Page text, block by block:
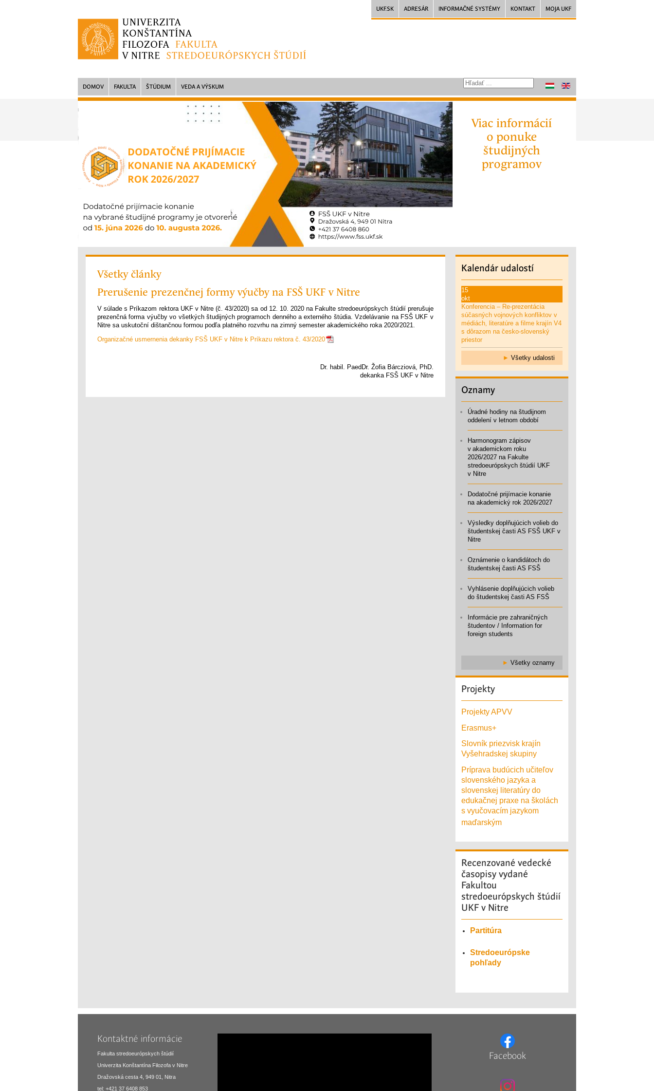
UKF.SK ADRESÁR INFORMAČNÉ SYSTÉMY KONTAKT MOJA UKF
DOMOV FAKULTA ŠTÚDIUM VEDA A VÝSKUM
Viac informácií
o ponuke
študijných
programov
Všetky články
Prerušenie prezenčnej formy výučby na FSŠ UKF v Nitre
V súlade s Príkazom rektora UKF v Nitre (č. 43/2020) sa od 12. 10. 2020 na Fakulte stredoeurópskych štúdií prerušuje
prezenčná forma výučby vo všetkých študijných programoch denného a externého štúdia. Vzdelávanie na FSŠ UKF v
Nitre sa uskutoční dištančnou formou podľa platného rozvrhu na zimný semester akademického roka 2020/2021.
Organizačné usmernenia dekanky FSŠ UKF v Nitre k Príkazu rektora č. 43/2020
Dr. habil. PaedDr. Žofia Bárcziová, PhD.
dekanka FSŠ UKF v Nitre
Kalendárudalostí
15
okt
Konferencia – Re-prezentácia
súčasných vojnových konfliktov v
médiách, literatúre a filme krajín V4
s dôrazom na česko-slovenský
priestor
► Všetky udalosti
Oznamy
Úradné hodiny na študijnom
oddelení v letnom období
Harmonogram zápisov
v akademickom roku
2026/2027 na Fakulte
stredoeurópskych štúdií UKF
v Nitre
Dodatočné prijímacie konanie
na akademický rok 2026/2027
Výsledky doplňujúcich volieb do
študentskej časti AS FSŠ UKF v
Nitre
Oznámenie o kandidátoch do
študentskej časti AS FSŠ
Vyhlásenie doplňujúcich volieb
do študentskej časti AS FSŠ
Informácie pre zahraničných
študentov / Information for
foreign students
► Všetky oznamy
Projekty
Projekty APVV
Erasmus+
Slovník priezvisk krajín
Vyšehradskej skupiny
Príprava budúcich učiteľov
slovenského jazyka a
slovenskej literatúry do
edukačnej praxe na školách
s vyučovacím jazykom
maďarským
Recenzované vedecké
časopisy vydané
Fakultou
stredoeurópskych štúdií
UKF v Nitre
Partitúra
Stredoeurópske
pohľady
Kontaktné informácie
Fakulta stredoeurópskych štúdií
Univerzita Konštantína Filozofa v Nitre
Dražovská cesta 4, 949 01, Nitra
tel: +421 37 6408 853
Facebook